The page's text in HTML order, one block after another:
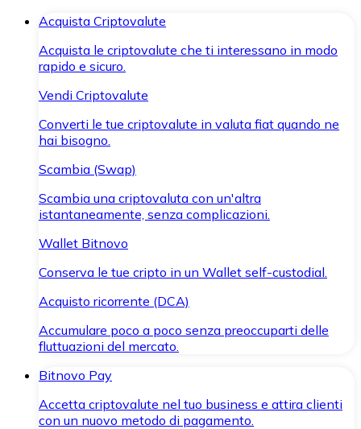
Acquista Criptovalute
Acquista le criptovalute che ti interessano in modo
rapido e sicuro.
Vendi Criptovalute
Converti le tue criptovalute in valuta fiat quando ne
hai bisogno.
Scambia (Swap)
Scambia una criptovaluta con un'altra
istantaneamente, senza complicazioni.
Wallet Bitnovo
Conserva le tue cripto in un Wallet self-custodial.
Acquisto ricorrente (DCA)
Accumulare poco a poco senza preoccuparti delle
fluttuazioni del mercato.
Bitnovo Pay
Accetta criptovalute nel tuo business e attira clienti
con un nuovo metodo di pagamento.